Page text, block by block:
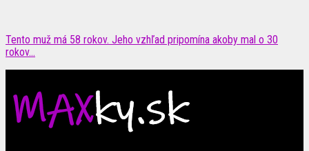
Tento muž má 58 rokov. Jeho vzhľad pripomína akoby mal o 30
rokov...